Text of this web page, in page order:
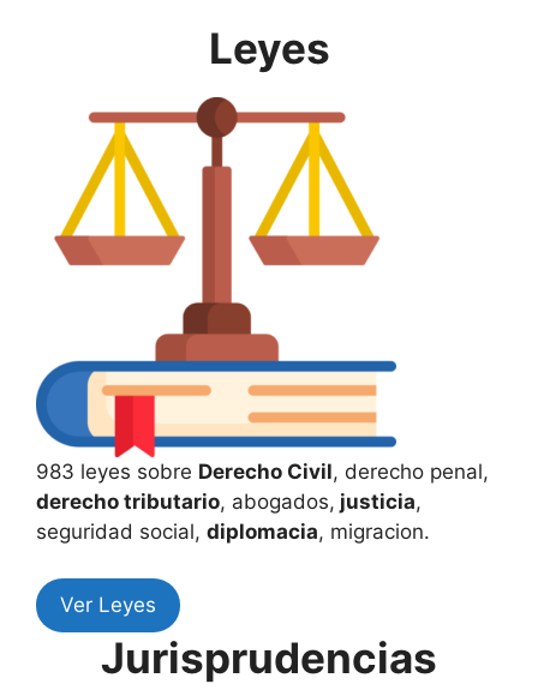
Leyes
983 leyes sobre Derecho Civil, derecho penal,
derecho tributario, abogados, justicia,
seguridad social, diplomacia, migracion.
Ver Leyes
Jurisprudencias